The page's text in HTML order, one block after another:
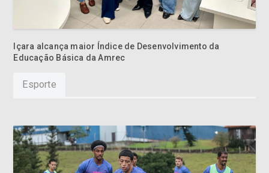
Içara alcança maior Índice de Desenvolvimento da
Educação Básica da Amrec
Esporte